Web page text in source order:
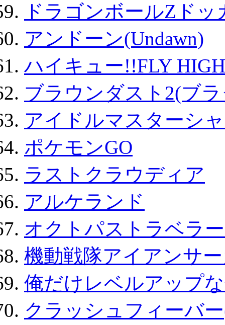
ドラゴンボールZド
アンドーン(Undawn)
ハイキュー!!FLY HIGH
ブラウンダスト2(ブ
アイドルマスターシ
ポケモンGO
ラストクラウディア
アルケランド
オクトパストラベラ
機動戦隊アイアンサ
俺だけレベルアップ
クラッシュフィーバ